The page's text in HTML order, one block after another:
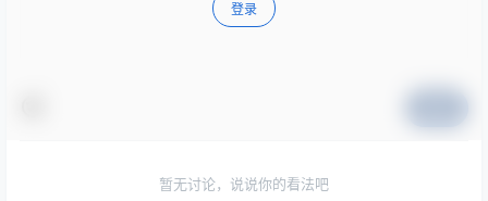
登录
暂无讨论，说说你的看法吧